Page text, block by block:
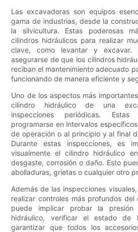
Las excavadoras son equipos
gama de industrias, desde la
la silvicultura. Estas poderosas
cilindros hidráulicos para realizar
clave, como levantar y excavar.
asegurarse de que los cilindros
reciban el mantenimiento adecuado
funcionando de manera eficiente y
Uno de los aspectos más
cilindro hidráulico de una
inspecciones periódicas. Estas
programarse en intervalos
de operación o al principio y al final
Durante estas inspecciones, es
visualmente el cilindro hidráulico
desgaste, corrosión o daño. Esto
abolladuras, grietas o cualquier otro
Además de las inspecciones
realizar controles más profundos del
puede implicar probar la
hidráulico, verificar el estado
garantizar que todos los